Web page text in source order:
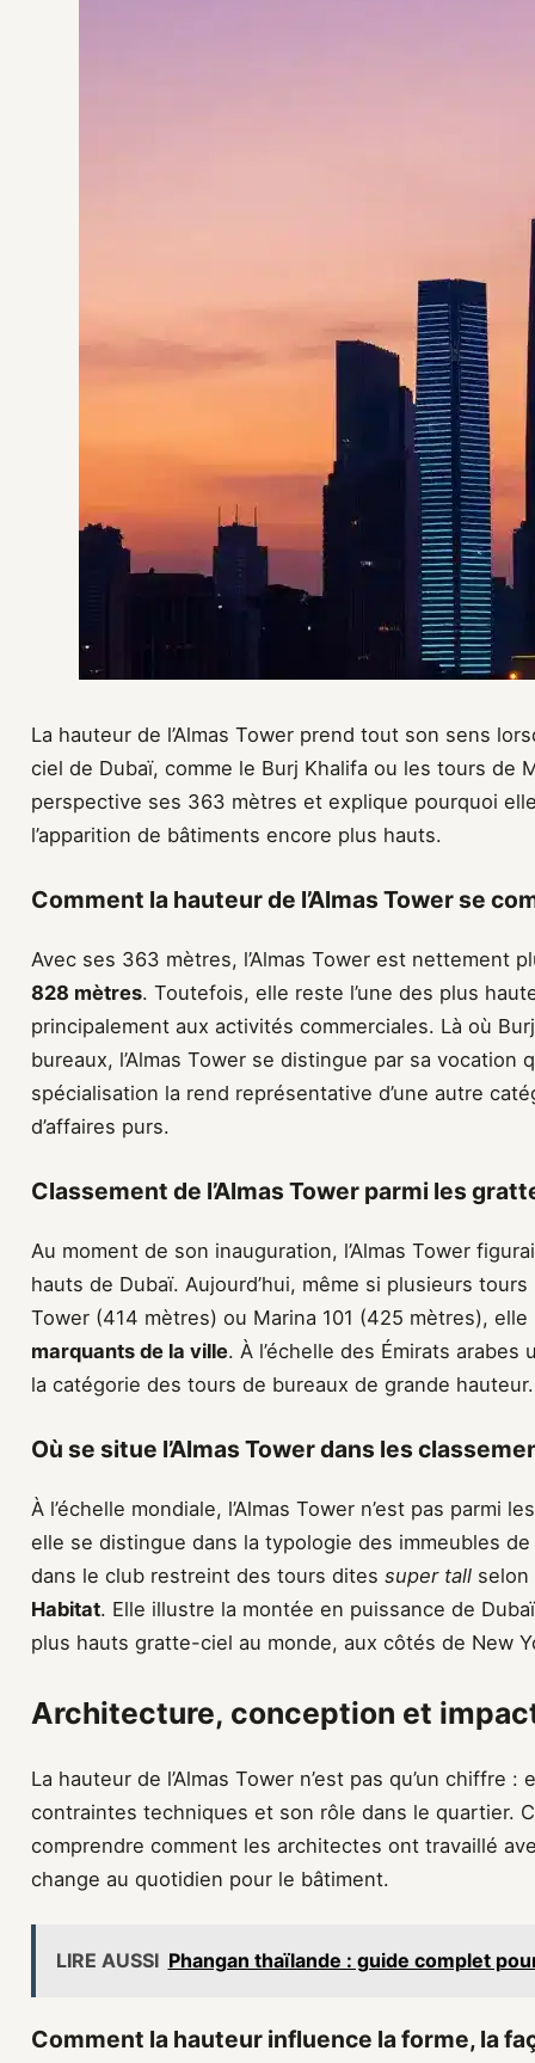
La hauteur de l’Almas Tower prend tout son sens
ciel de Dubaï, comme le Burj Khalifa ou les tours de
perspective ses 363 mètres et explique pourquoi
l’apparition de bâtiments encore plus hauts.
Comment la hauteur de l’Almas Tower se
Avec ses 363 mètres, l’Almas Tower est nettement
828 mètres. Toutefois, elle reste l’une des plus
principalement aux activités commerciales. Là où
bureaux, l’Almas Tower se distingue par sa
spécialisation la rend représentative d’une autre
d’affaires purs.
Classement de l’Almas Tower parmi les
Au moment de son inauguration, l’Almas Tower
hauts de Dubaï. Aujourd’hui, même si plusieurs
Tower (414 mètres) ou Marina 101 (425 mètres),
marquants de la ville. À l’échelle des Émirats
la catégorie des tours de bureaux de grande hauteur.
Où se situe l’Almas Tower dans les
À l’échelle mondiale, l’Almas Tower n’est pas parmi
elle se distingue dans la typologie des immeubles
dans le club restreint des tours dites super tall
Habitat. Elle illustre la montée en puissance de
plus hauts gratte-ciel au monde, aux côtés de New
Architecture, conception et
La hauteur de l’Almas Tower n’est pas qu’un chiffre
contraintes techniques et son rôle dans le quartier.
comprendre comment les architectes ont travaillé
change au quotidien pour le bâtiment.
LIRE AUSSI Phangan thaïlande : guide complet
Comment la hauteur influence la forme, la